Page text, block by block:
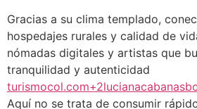
Gracias a su clima templado,
hospedajes rurales y calidad de
nómadas digitales y artistas que
tranquilidad y autenticidad
Aquí no se trata de consumir